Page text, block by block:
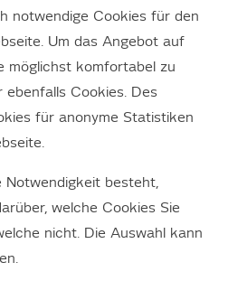
mit vielfältigen
Dienstleistern: Bei ihnen
zusammen –
notwendige Cookies für den
Um das Angebot auf
möglichst komfortabel zu
Cookies. Des
für anonyme Statistiken
Notwendigkeit besteht,
welche Cookies Sie
nicht. Die Auswahl kann